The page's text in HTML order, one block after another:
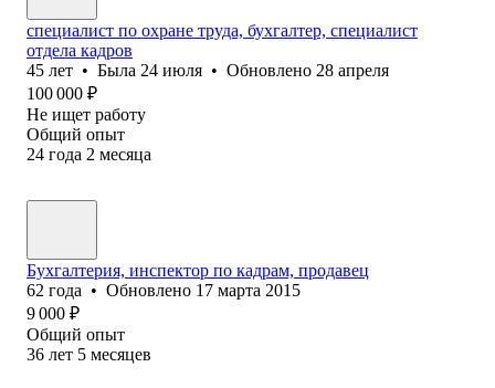
специалист по охране труда, бухгалтер, специалист
отдела кадров
45 лет • Была 24 июля • Обновлено 28 апреля
100 000 ₽
Не ищет работу
Общий опыт
24 года 2 месяца
Бухгалтерия, инспектор по кадрам, продавец
62 года • Обновлено 17 марта 2015
9 000 ₽
Общий опыт
36 лет 5 месяцев